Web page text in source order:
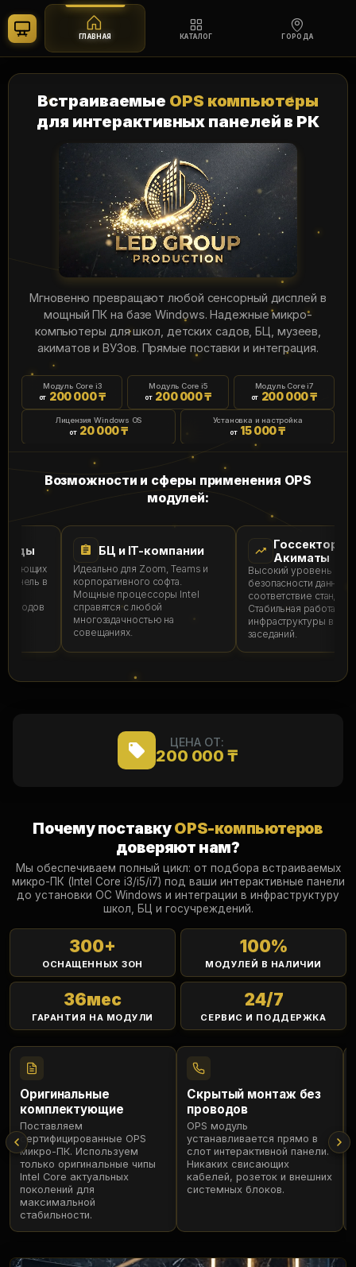
содержимому
Встраиваемые OPS компьютеры
для интерактивных панелей в РК
Мгновенно превращают любой сенсорный дисплей в
мощный ПК на базе Windows. Надежные микро-
компьютеры для школ, детских садов, БЦ, музеев,
акиматов и ВУЗов. Прямые поставки и интеграция.
Модуль Core i3
от 200 000 ₸
Модуль Core i5
от 200 000 ₸
Модуль Core i7
от 200 000 ₸
Лицензия Windows OS
от 20 000 ₸
Установка и настройка
от 15 000 ₸
Возможности и сферы применения OPS
модулей:
в
БЦ и IT-компании
Идеально для Zoom, Teams и
корпоративного софта.
Мощные процессоры Intel
справятся с любой
многозадачностью на
совещаниях.
Госсектор и
Акиматы
Высокий уровень
безопасности данных и
соответствие
Стабильная работа
инфраструктуры в залах
заседаний.
ЦЕНА ОТ:
200 000 ₸
ГЛАВНАЯ КАТАЛОГ ГОРОДА
Почему поставкуOPS-компьютеров
доверяют нам?
Мы обеспечиваем полный цикл: от подбора встраиваемых
микро-ПК (Intel Core i3/i5/i7) под ваши интерактивные панели
до установки ОС Windows и интеграции в инфраструктуру
школ, БЦ и госучреждений.
300+
ОСНАЩЕННЫХ ЗОН
100%
МОДУЛЕЙ В НАЛИЧИИ
36мес
ГАРАНТИЯ НА МОДУЛИ
24/7
СЕРВИС И ПОДДЕРЖКА
Оригинальные
комплектующие
Поставляем
сертифицированные OPS
микро-ПК. Используем
только оригинальные чипы
Intel Core актуальных
поколений для
максимальной
стабильности.
Скрытый монтаж без
проводов
OPS модуль
устанавливается прямо в
слот интерактивной панели.
Никаких свисающих
кабелей, розеток и внешних
системных блоков.